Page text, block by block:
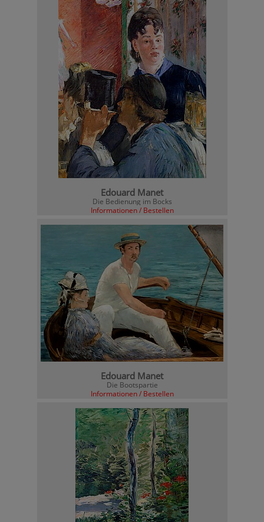
Edouard Manet
Die Bedienung im Bocks
Informationen / Bestellen
Edouard Manet
Die Bootspartie
Informationen / Bestellen